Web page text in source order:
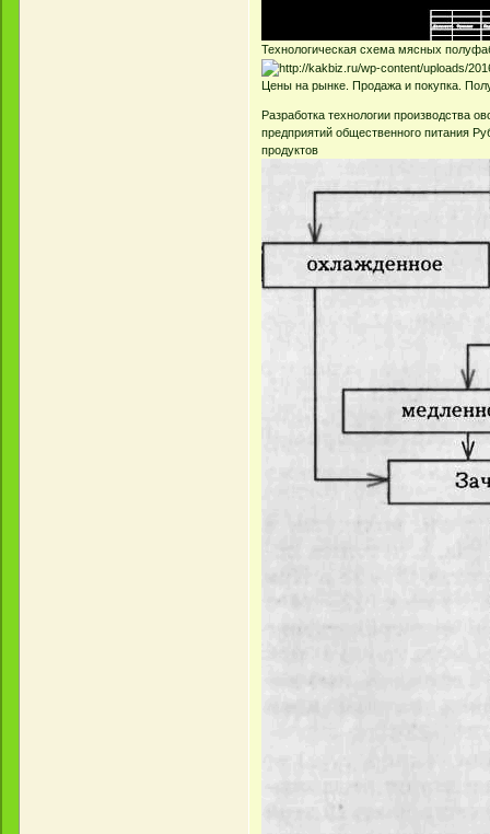
Технологическая схема мясных
Цены на рынке. Продажа и покупка.
Разработка технологии производства
предприятий общественного питания
продуктов